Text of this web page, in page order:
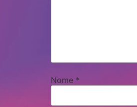
Nome *